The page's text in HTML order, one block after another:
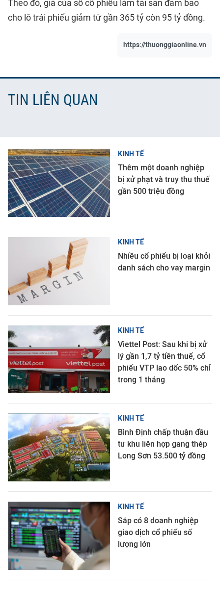
Theo đó, giá của số cổ phiếu làm tài sản đảm bảo
cho lô trái phiếu giảm từ gần 365 tỷ còn 95 tỷ đồng.
https://thuonggiaonline.vn
TIN LIÊN QUAN
KINH TẾ
Thêm một doanh nghiệp
bị xử phạt và truy thu thuế
gần 500 triệu đồng
KINH TẾ
Nhiều cổ phiếu bị loại khỏi
danh sách cho vay margin
KINH TẾ
Viettel Post: Sau khi bị xử
lý gần 1,7 tỷ tiền thuế, cổ
phiếu VTP lao dốc 50% chỉ
trong 1 tháng
KINH TẾ
Bình Định chấp thuận đầu
tư khu liên hợp gang thép
Long Sơn 53.500 tỷ đồng
KINH TẾ
Sắp có 8 doanh nghiệp
giao dịch cổ phiếu số
lượng lớn